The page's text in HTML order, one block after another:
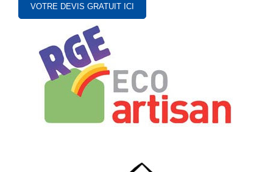
VOTRE DEVIS GRATUIT ICI